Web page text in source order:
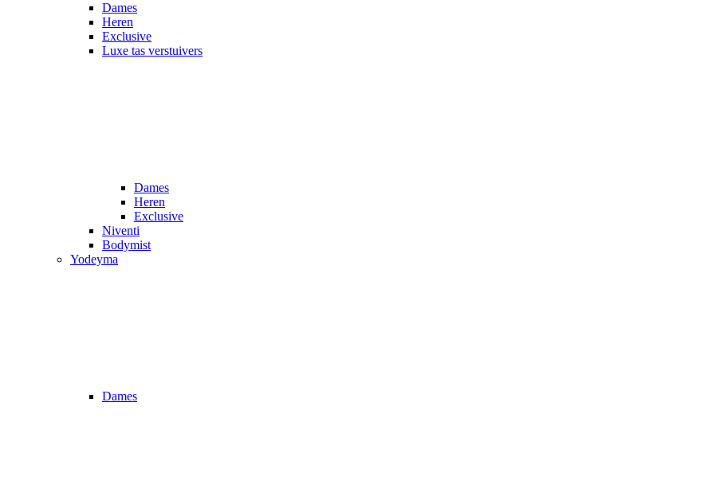
Dames
Heren
Exclusive
Luxe tas verstuivers
Dames
Heren
Exclusive
Niventi
Bodymist
Yodeyma
Dames